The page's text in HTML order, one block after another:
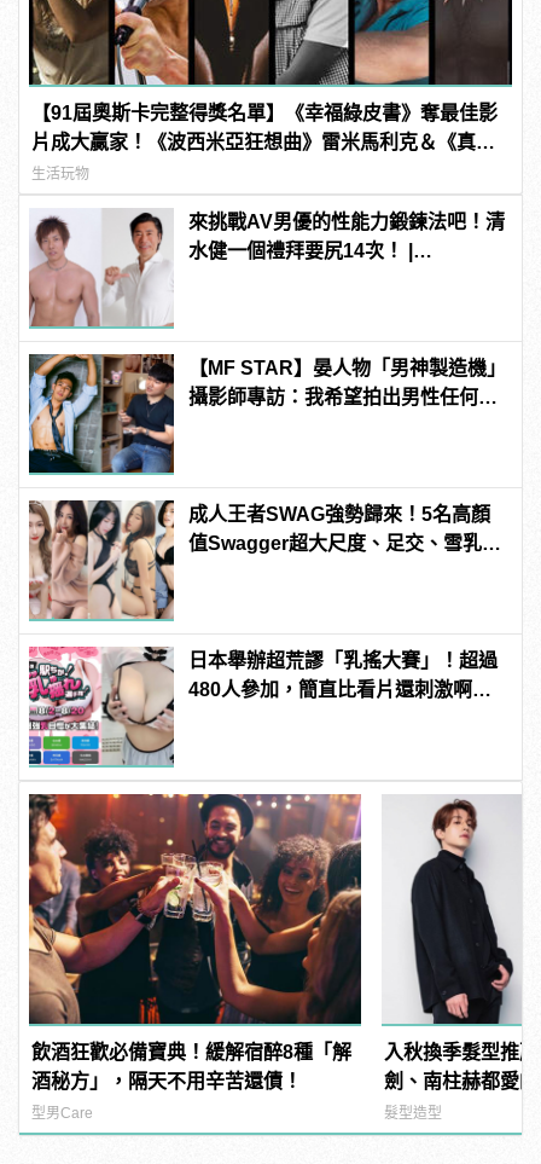
【91屆奧斯卡完整得獎名單】《幸福綠皮書》奪最佳影
片成大贏家！《波西米亞狂想曲》雷米馬利克＆《真
寵》奧莉薇亞柯爾曼封影帝影后！
生活玩物
來挑戰AV男優的性能力鍛鍊法吧！清
水健一個禮拜要尻14次！ |
【MF STAR】晏人物「男神製造機」
攝影師專訪：我希望拍出男性任何尺
成人王者SWAG強勢歸來！5名高顏
值Swagger超大尺度、足交、雪乳、
日本舉辦超荒謬「乳搖大賽」！超過
480人參加，簡直比看片還刺激啊！ |
飲酒狂歡必備寶典！緩解宿醉8種「解
酒秘方」，隔天不用辛苦還債！
型男Care
入秋換季髮型推
劍、南柱赫都愛
髮型造型